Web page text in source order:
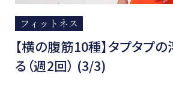
フィットネス
【横の腹筋10種】タプタプ
る（週2回） (3/3)